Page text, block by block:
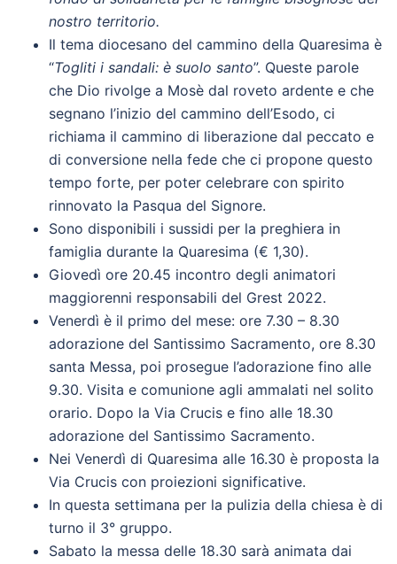
nostro territorio.
Il tema diocesano del cammino della Quaresima è
“Togliti i sandali: è suolo santo”. Queste parole
che Dio rivolge a Mosè dal roveto ardente e che
segnano l’inizio del cammino dell’Esodo, ci
richiama il cammino di liberazione dal peccato e
di conversione nella fede che ci propone questo
tempo forte, per poter celebrare con spirito
rinnovato la Pasqua del Signore.
Sono disponibili i sussidi per la preghiera in
famiglia durante la Quaresima (€ 1,30).
Giovedì ore 20.45 incontro degli animatori
maggiorenni responsabili del Grest 2022.
Venerdì è il primo del mese: ore 7.30 – 8.30
adorazione del Santissimo Sacramento, ore 8.30
santa Messa, poi prosegue l’adorazione fino alle
9.30. Visita e comunione agli ammalati nel solito
orario. Dopo la Via Crucis e fino alle 18.30
adorazione del Santissimo Sacramento.
Nei Venerdì di Quaresima alle 16.30 è proposta la
Via Crucis con proiezioni significative.
In questa settimana per la pulizia della chiesa è di
turno il 3° gruppo.
Sabato la messa delle 18.30 sarà animata dai